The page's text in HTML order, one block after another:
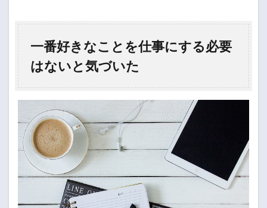
一番好きなことを仕事にする必要
はないと気づいた